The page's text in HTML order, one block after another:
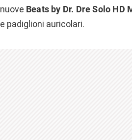
nuove Beats by Dr. Dre Solo HD
e padiglioni auricolari.